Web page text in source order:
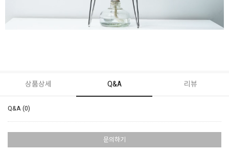
상품상세 Q&A 리뷰
Q&A (0)
문의하기